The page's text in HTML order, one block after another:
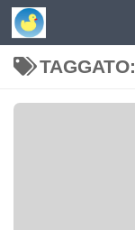
Skip to content
TAGGATO: